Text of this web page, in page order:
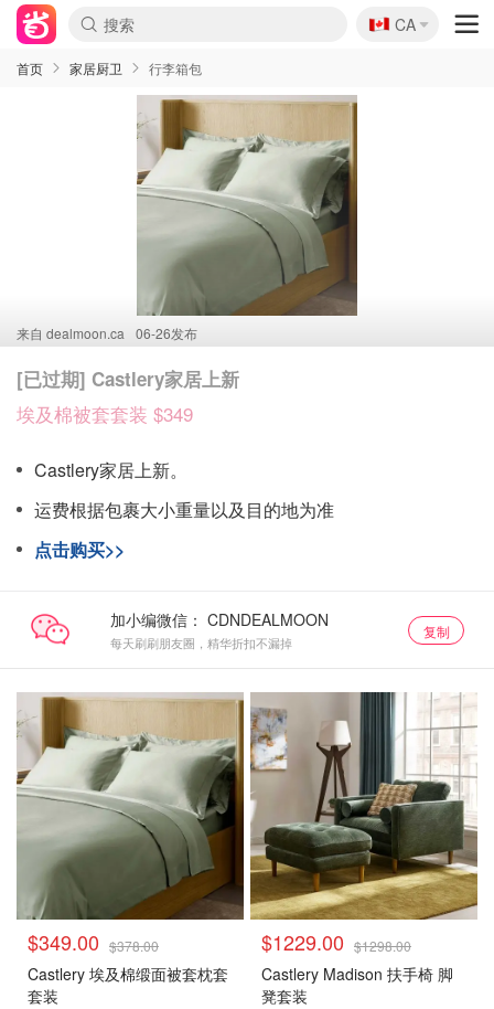
🇨🇦
CA
首页 家居厨卫 行李箱包
来自 dealmoon.ca 06-26发布
[已过期] Castlery家居上新
埃及棉被套套装 $349
Castlery家居上新。
运费根据包裹大小重量以及目的地为准
点击购买>>
加小编微信：
每天刷刷朋友圈，精华折扣不漏掉
复制
$349.00 $378.00
Castlery 埃及棉缎面被套枕套
套装
$1229.00 $1298.00
Castlery Madison 扶手椅 脚
凳套装